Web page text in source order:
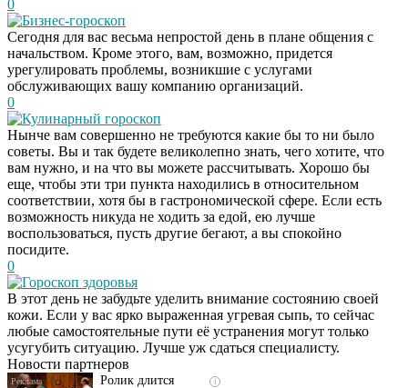
0
Бизнес-гороскоп
Сегодня для вас весьма непростой день в плане общения с
начальством. Кроме этого, вам, возможно, придется
урегулировать проблемы, возникшие с услугами
обслуживающих вашу компанию организаций.
0
Кулинарный гороскоп
Нынче вам совершенно не требуются какие бы то ни было
советы. Вы и так будете великолепно знать, чего хотите, что
вам нужно, и на что вы можете рассчитывать. Хорошо бы
еще, чтобы эти три пункта находились в относительном
соответствии, хотя бы в гастрономической сфере. Если есть
возможность никуда не ходить за едой, ею лучше
воспользоваться, пусть другие бегают, а вы спокойно
посидите.
0
Гороскоп здоровья
В этот день не забудьте уделить внимание состоянию своей
кожи. Если у вас ярко выраженная угревая сыпь, то сейчас
любые самостоятельные пути её устранения могут только
усугубить ситуацию. Лучше уж сдаться специалисту.
Новости партнеров
Скрытая камера на
пляже Крыма: Что
люди вытворяют, когда
их не видят...
i
Ролик длится